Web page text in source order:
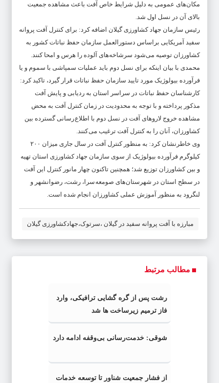
مکان‌های عمومی به دلیل شرایط خاص آفت باعث مشاهده جمعیت
بالای آن در نسل اول شد.
رئیس سازمان جهاد کشاورزی گیلان اضافه کرد: برای کنترل آفت پروانه
سفید آمریکایی براساس دستورالعمل سازمان حفظ نباتات کشور به
کشاورزان توصیه می‌شود سرشاخه‌های آلوده را هرس و امحا کنند.
محمدی با بیان اینکه برای نسل دوم باید عملیات سمپاشی با سموم و یا
فرآورده بیولوژیک مورد تایید سازمان حفظ نباتات قرار گیرد، تاکید کرد:
کارشناسان حفظ نباتات در سراسر استان به ردیابی و پایش آفت
مذکور پرداخته و با توجه به محدودیت در زمان کنترل آفت به محض
مشاهده خروج لاروهای آفت در نسل دوم با اطلاع رسانی گسترده بین
کشاورزان، آنان را به کنترل آفت ترغیب می کنند.
وی خاطرنشان کرد: به منظور کنترل آفت در سال جاری میزان ۲۰۰
کیلوگرم فرآورده بیولوژیک از سوی سازمان جهاد کشاورزی استان تهیه
و بین کشاورزان توزیع شد؛ همچنین تاکنون چهار مانور کنترل این آفت
در سطح استان در شهرستان‌های صومعه سرا، رشت، رضوانشهر و
لنگرود به منظور آموزش عملی کشاورزان انجام شده است.
مبارزه با آفت پروانه سفید در گیلان ،سرتوک،جهادکشاورزی گیلان
مطالب مرتبط
رشت پس از گره گشایی ترافیکی، وارد
فاز ترمیم زیرساخت ها شد
شوقی: خدمت‌رسانی بی‌وقفه ادامه دارد
از فشار جمعیت شناور تا توسعه خدمات